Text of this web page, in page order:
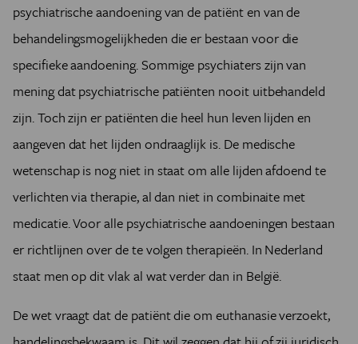
psychiatrische aandoening van de patiënt en van de
behandelingsmogelijkheden die er bestaan voor die
specifieke aandoening. Sommige psychiaters zijn van
mening dat psychiatrische patiënten nooit uitbehandeld
zijn. Toch zijn er patiënten die heel hun leven lijden en
aangeven dat het lijden ondraaglijk is. De medische
wetenschap is nog niet in staat om alle lijden afdoend te
verlichten via therapie, al dan niet in combinaite met
medicatie. Voor alle psychiatrische aandoeningen bestaan
er richtlijnen over de te volgen therapieën. In Nederland
staat men op dit vlak al wat verder dan in België.
De wet vraagt dat de patiënt die om euthanasie verzoekt,